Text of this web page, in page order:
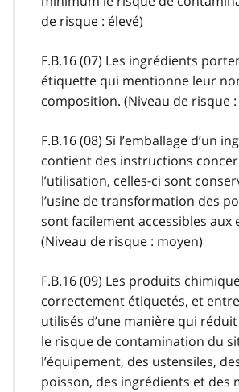
de risque : élevé)
F.B.16 (07) Les ingrédients
étiquette qui mentionne leur
composition. (Niveau de risque
F.B.16 (08) Si l’emballage d’un
contient des instructions
l’utilisation, celles-ci sont
l’usine de transformation des
sont facilement accessibles aux
(Niveau de risque : moyen)
F.B.16 (09) Les produits
correctement étiquetés, et
utilisés d’une manière qui
le risque de contamination du
l’équipement, des ustensiles,
poisson, des ingrédients et des